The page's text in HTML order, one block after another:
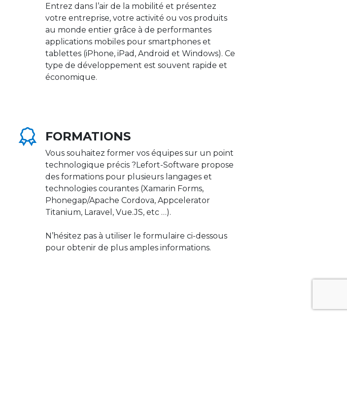
Entrez dans l’air de la mobilité et présentez
votre entreprise, votre activité ou vos produits
au monde entier grâce à de performantes
applications mobiles pour smartphones et
tablettes (iPhone, iPad, Android et Windows). Ce
type de développement est souvent rapide et
économique.
FORMATIONS
Vous souhaitez former vos équipes sur un point
technologique précis ?Lefort-Software propose
des formations pour plusieurs langages et
technologies courantes (Xamarin Forms,
Phonegap/Apache Cordova, Appcelerator
Titanium, Laravel, Vue.JS, etc …).
N’hésitez pas à utiliser le formulaire ci-dessous
pour obtenir de plus amples informations.